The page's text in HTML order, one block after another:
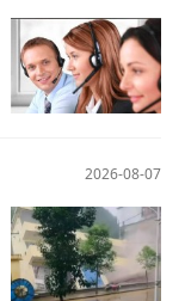
2026-08-07